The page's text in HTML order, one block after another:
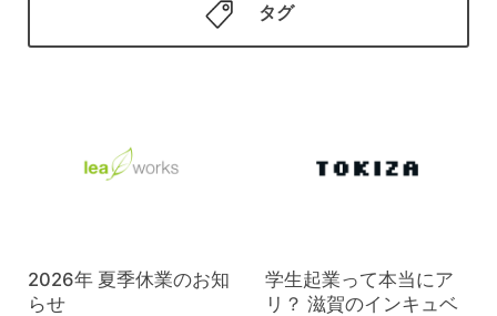
タグ
2026年 夏季休業のお知
らせ
学生起業って本当にア
リ？ 滋賀のインキュベ